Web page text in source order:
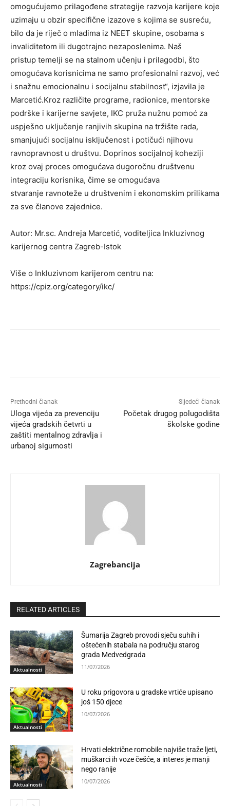
omogućujemo prilagođene strategije razvoja karijere koje
uzimaju u obzir specifične izazove s kojima se susreću,
bilo da je riječ o mladima iz NEET skupine, osobama s
invaliditetom ili dugotrajno nezaposlenima. Naš
pristup temelji se na stalnom učenju i prilagodbi, što
omogućava korisnicima ne samo profesionalni razvoj, već
i snažnu emocionalnu i socijalnu stabilnost“, izjavila je
Marcetić.Kroz različite programe, radionice, mentorske
podrške i karijerne savjete, IKC pruža nužnu pomoć za
uspješno uključenje ranjivih skupina na tržište rada,
smanjujući socijalnu isključenost i potičući njihovu
ravnopravnost u društvu. Doprinos socijalnoj koheziji
kroz ovaj proces omogućava dugoročnu društvenu
integraciju korisnika, čime se omogućava
stvaranje ravnoteže u društvenim i ekonomskim prilikama
za sve članove zajednice.
Autor: Mr.sc. Andreja Marcetić, voditeljica Inkluzivnog
karijernog centra Zagreb-Istok
Više o Inkluzivnom karijerom centru na:
https://cpiz.org/category/ikc/
Prethodni članak
Uloga vijeća za prevenciju
vijeća gradskih četvrti u
zaštiti mentalnog zdravlja i
urbanoj sigurnosti
Sljedeći članak
Početak drugog polugodišta
školske godine
Zagrebancija
RELATED ARTICLES
Aktualnosti
Šumarija Zagreb provodi sječu suhih i
oštećenih stabala na području starog
grada Medvedgrada
11/07/2026
Aktualnosti
U roku prigovora u gradske vrtiće upisano
još 150 djece
10/07/2026
Aktualnosti
Hrvati električne romobile najviše traže ljeti,
muškarci ih voze češće, a interes je manji
nego ranije
10/07/2026